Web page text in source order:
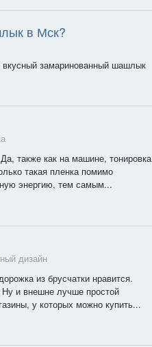
в Мск?
вкусный замаринованный шашлык
также как на машине, тонировка
такая пленка помимо
энергию, тем самым...
дизайн
из брусчатки нравится.
и внешне лучше простой
у которых можно купить...